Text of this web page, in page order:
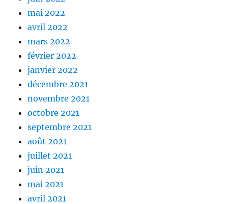
mai 2022
avril 2022
mars 2022
février 2022
janvier 2022
décembre 2021
novembre 2021
octobre 2021
septembre 2021
août 2021
juillet 2021
juin 2021
mai 2021
avril 2021